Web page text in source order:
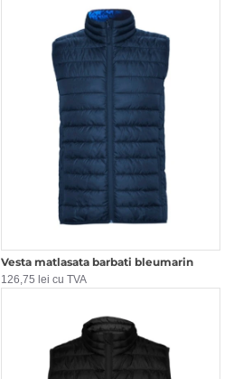
Vesta matlasata barbati bleumarin
126,75 lei cu TVA